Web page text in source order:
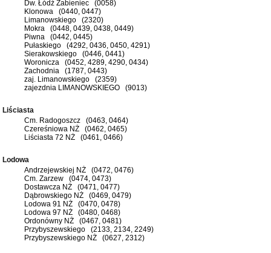
Dw. Łódź Żabieniec (0058)
Klonowa (0440, 0447)
Limanowskiego (2320)
Mokra (0448, 0439, 0438, 0449)
Piwna (0442, 0445)
Pułaskiego (4292, 0436, 0450, 4291)
Sierakowskiego (0446, 0441)
Woronicza (0452, 4289, 4290, 0434)
Zachodnia (1787, 0443)
zaj. Limanowskiego (2359)
zajezdnia LIMANOWSKIEGO (9013)
Liściasta
Cm. Radogoszcz (0463, 0464)
Czereśniowa NŻ (0462, 0465)
Liściasta 72 NŻ (0461, 0466)
Lodowa
Andrzejewskiej NŻ (0472, 0476)
Cm. Zarzew (0474, 0473)
Dostawcza NŻ (0471, 0477)
Dąbrowskiego NŻ (0469, 0479)
Lodowa 91 NŻ (0470, 0478)
Lodowa 97 NŻ (0480, 0468)
Ordonówny NŻ (0467, 0481)
Przybyszewskiego (2133, 2134, 2249)
Przybyszewskiego NŻ (0627, 2312)